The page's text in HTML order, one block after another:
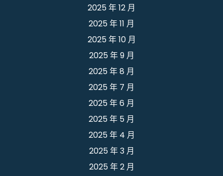
2025 年 12 月
2025 年 11 月
2025 年 10 月
2025 年 9 月
2025 年 8 月
2025 年 7 月
2025 年 6 月
2025 年 5 月
2025 年 4 月
2025 年 3 月
2025 年 2 月